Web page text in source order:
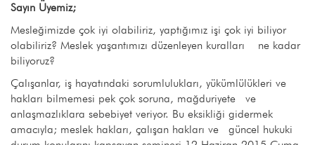
Sayın Üyemiz;
Mesleğimizde çok iyi olabiliriz, yaptığımız işi çok iyi biliyor
olabiliriz? Meslek yaşantımızı düzenleyen kuralları ne kadar
biliyoruz?
Çalışanlar, iş hayatındaki sorumlulukları, yükümlülükleri ve
hakları bilmemesi pek çok soruna, mağduriyete ve
anlaşmazlıklara sebebiyet veriyor. Bu eksikliği gidermek
amacıyla; meslek hakları, çalışan hakları ve güncel hukuki